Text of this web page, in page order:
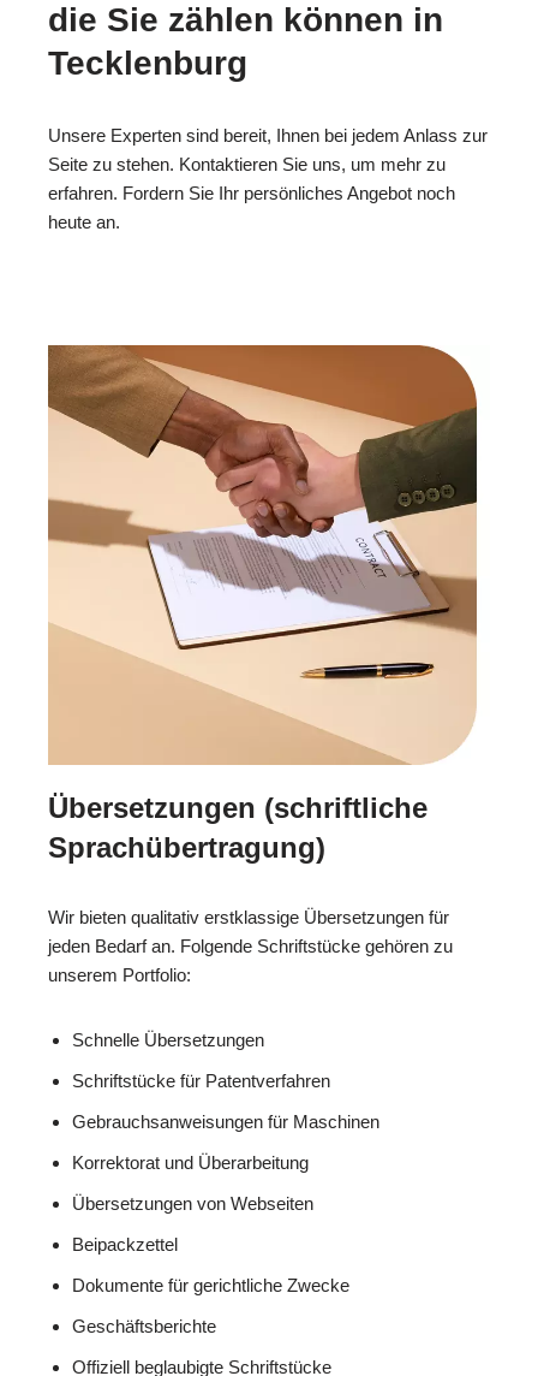
die Sie zählen können in
Tecklenburg
Unsere Experten sind bereit, Ihnen bei jedem Anlass zur
Seite zu stehen. Kontaktieren Sie uns, um mehr zu
erfahren. Fordern Sie Ihr persönliches Angebot noch
heute an.
Übersetzungen (schriftliche
Sprachübertragung)
Wir bieten qualitativ erstklassige Übersetzungen für
jeden Bedarf an. Folgende Schriftstücke gehören zu
unserem Portfolio:
Schnelle Übersetzungen
Schriftstücke für Patentverfahren
Gebrauchsanweisungen für Maschinen
Korrektorat und Überarbeitung
Übersetzungen von Webseiten
Beipackzettel
Dokumente für gerichtliche Zwecke
Geschäftsberichte
Offiziell beglaubigte Schriftstücke